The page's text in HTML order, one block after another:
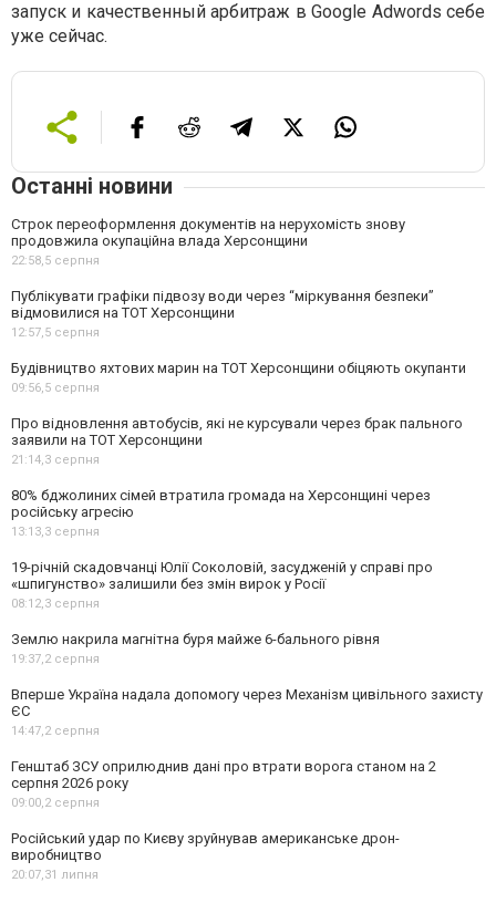
запуск и качественный арбитраж в Google Adwords себе
уже сейчас.
Останні новини
Строк переоформлення документів на нерухомість знову
продовжила окупаційна влада Херсонщини
22:58,5 серпня
Публікувати графіки підвозу води через “міркування безпеки”
відмовилися на ТОТ Херсонщини
12:57,5 серпня
Будівництво яхтових марин на ТОТ Херсонщини обіцяють окупанти
09:56,5 серпня
Про відновлення автобусів, які не курсували через брак пального
заявили на ТОТ Херсонщини
21:14,3 серпня
80% бджолиних сімей втратила громада на Херсонщині через
російську агресію
13:13,3 серпня
19-річній скадовчанці Юлії Соколовій, засудженій у справі про
«шпигунство» залишили без змін вирок у Росії
08:12,3 серпня
Землю накрила магнітна буря майже 6-бального рівня
19:37,2 серпня
Вперше Україна надала допомогу через Механізм цивільного захисту
ЄС
14:47,2 серпня
Генштаб ЗСУ оприлюднив дані про втрати ворога станом на 2
серпня 2026 року
09:00,2 серпня
Російський удар по Києву зруйнував американське дрон-
виробництво
20:07,31 липня